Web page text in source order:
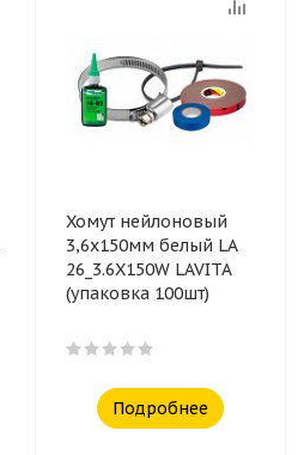
Хомут нейлоновый
3,6x150мм белый LA
26_3.6X150W LAVITA
(упаковка 100шт)
Подробнее